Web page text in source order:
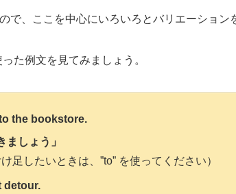
で、ここを中心にいろいろとバリエーション
った例文を見てみましょう。
the bookstore.
ましょう」
足したいときは、”to” を使ってください）
detour.